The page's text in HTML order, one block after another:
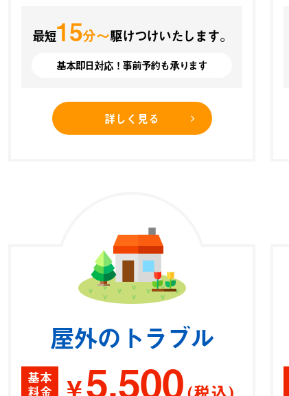
最短15分〜駆けつけいたします。
基本即日対応！事前予約も承ります
詳しく見る
屋外のトラブル
基本
料金 ¥5,500